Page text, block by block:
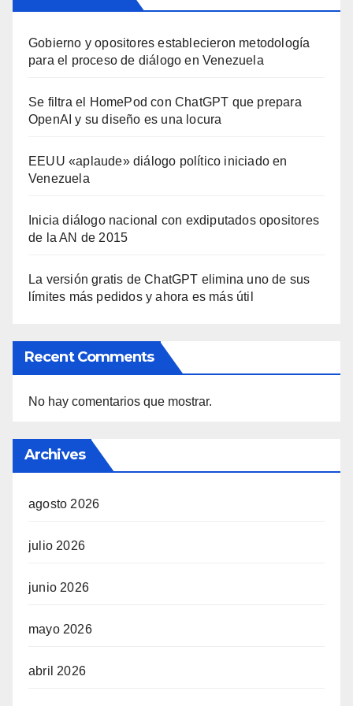
Gobierno y opositores establecieron metodología
para el proceso de diálogo en Venezuela
Se filtra el HomePod con ChatGPT que prepara
OpenAI y su diseño es una locura
EEUU «aplaude» diálogo político iniciado en
Venezuela
Inicia diálogo nacional con exdiputados opositores
de la AN de 2015
La versión gratis de ChatGPT elimina uno de sus
límites más pedidos y ahora es más útil
Recent Comments
No hay comentarios que mostrar.
Archives
agosto 2026
julio 2026
junio 2026
mayo 2026
abril 2026